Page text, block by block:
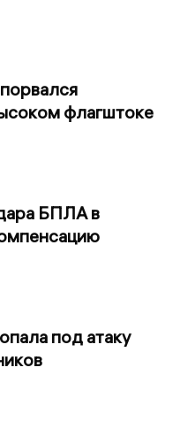
флагштоке
БПЛА в
под атаку